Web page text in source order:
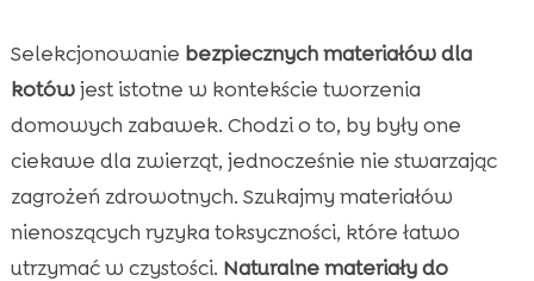
Selekcjonowanie bezpiecznych materiałów dla
kotówjest istotne w kontekście tworzenia
domowych zabawek. Chodzi o to, by były one
ciekawe dla zwierząt, jednocześnie nie stwarzając
zagrożeń zdrowotnych. Szukajmy materiałów
nienoszących ryzyka toksyczności, które łatwo
utrzymać w czystości. Naturalne materiały do